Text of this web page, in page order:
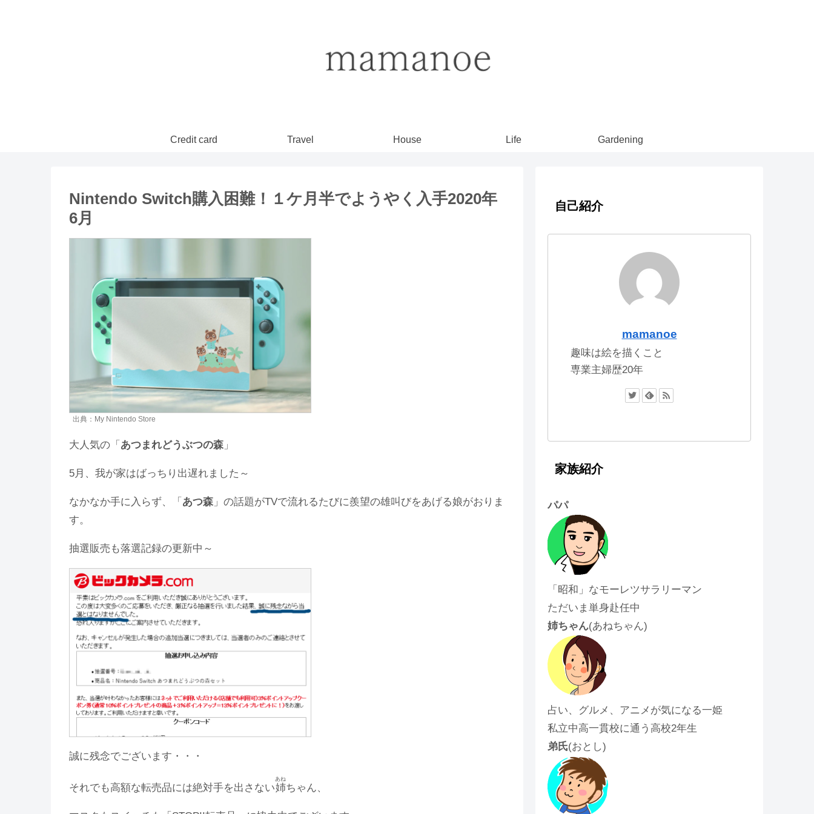
Credit card Travel House Life Gardening
Nintendo Switch購入困難！１ケ月半でようやく入手2020年
6月
出典：My Nintendo Store
大人気の「 あつまれどうぶつの森 」
5月、我が家はばっちり出遅れました～
なかなか手に入らず、「 あつ森 」の話題がTVで流れるたびに羨望の雄叫びをあげる娘がおりま
す。
抽選販売も落選記録の更新中～
誠に残念でございます・・・
それでも高額な転売品には絶対手を出さない姉
あね
ちゃん、
自己紹介
mamanoe
趣味は絵を描くこと
専業主婦歴20年
家族紹介
パパ
「昭和」なモーレツサラリーマン
ただいま単身赴任中
姉ちゃん(あねちゃん)
占い、グルメ、アニメが気になる一姫
私立中高一貫校に通う高校2年生
弟氏(おとし)